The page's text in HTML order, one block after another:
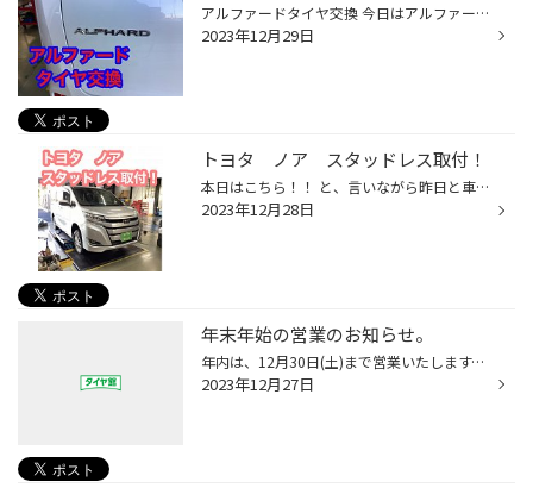
アルファードタイヤ交換 今日はアルファードのタイヤ交換です 溝がないので交換します。 今回取り付けさせて頂いたのは、 プレイズPX-RVⅡ 235/50R18です。 今まで使用頂いていたのと同じタイヤになりますね。 作業完了です！ これでまた安心して走行できますね〜 安全運転で楽しくドライブしてくだ...
2023年12月29日
トヨタ ノア スタッドレス取付！
本日はこちら！！ と、言いながら昨日と車種が一緒なのですが。汗 トヨタ ノア スタッドレスタイヤの取付です！ この型のノア、ヴォクシー まだまだ人気ですよね♪ スタッドレスタイヤの取付です！ ブリヂストン アイスパートナー2 タイヤサイズは195/65R15 こちらはセット商品でも お買い得なモデル...
2023年12月28日
年末年始の営業のお知らせ。
年内は、12月30日(土)まで営業いたします。 年始は1月4日(木)から営業いたします。 営業日、ご確認いただきますよう お願い申し上げます。
2023年12月27日